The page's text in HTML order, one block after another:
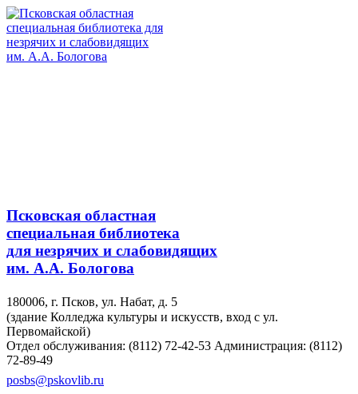
Псковская областная
специальная библиотека
для незрячих и слабовидящих
им. А.А. Бологова
180006, г. Псков, ул. Набат, д. 5
(здание Колледжа культуры и искусств, вход с ул.
Первомайской)
Отдел обслуживания: (8112) 72-42-53 Администрация: (8112)
72-89-49
posbs@pskovlib.ru